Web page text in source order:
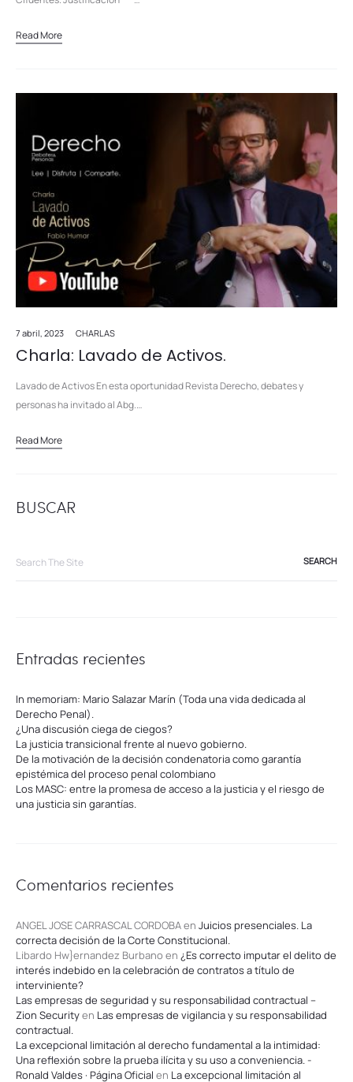
Read More
7 abril, 2023 CHARLAS
Charla: Lavado de Activos.
Lavado de Activos En esta oportunidad Revista Derecho, debates y
personas ha invitado al Abg.…
Read More
BUSCAR
Entradas recientes
In memoriam: Mario Salazar Marín (Toda una vida dedicada al
Derecho Penal).
¿Una discusión ciega de ciegos?
La justicia transicional frente al nuevo gobierno.
De la motivación de la decisión condenatoria como garantía
epistémica del proceso penal colombiano
Los MASC: entre la promesa de acceso a la justicia y el riesgo de
una justicia sin garantías.
Comentarios recientes
ANGEL JOSE CARRASCAL CORDOBAen Juicios presenciales. La
correcta decisión de la Corte Constitucional.
Libardo Hw}ernandez Burbano en ¿Es correcto imputar el delito de
interés indebido en la celebración de contratos a título de
interviniente?
Las empresas de seguridad y su responsabilidad contractual –
Zion Securityen Las empresas de vigilancia y su responsabilidad
contractual.
La excepcional limitación al derecho fundamental a la intimidad:
Una reflexión sobre la prueba ilícita y su uso a conveniencia. -
Ronald Valdes · Página Oficial en La excepcional limitación al